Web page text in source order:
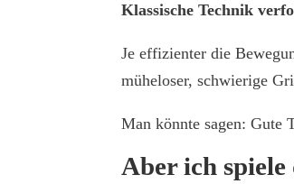
Klassische Technik
Je effizienter die
müheloser, schwierige
Man könnte sagen: Gute
Aber ich